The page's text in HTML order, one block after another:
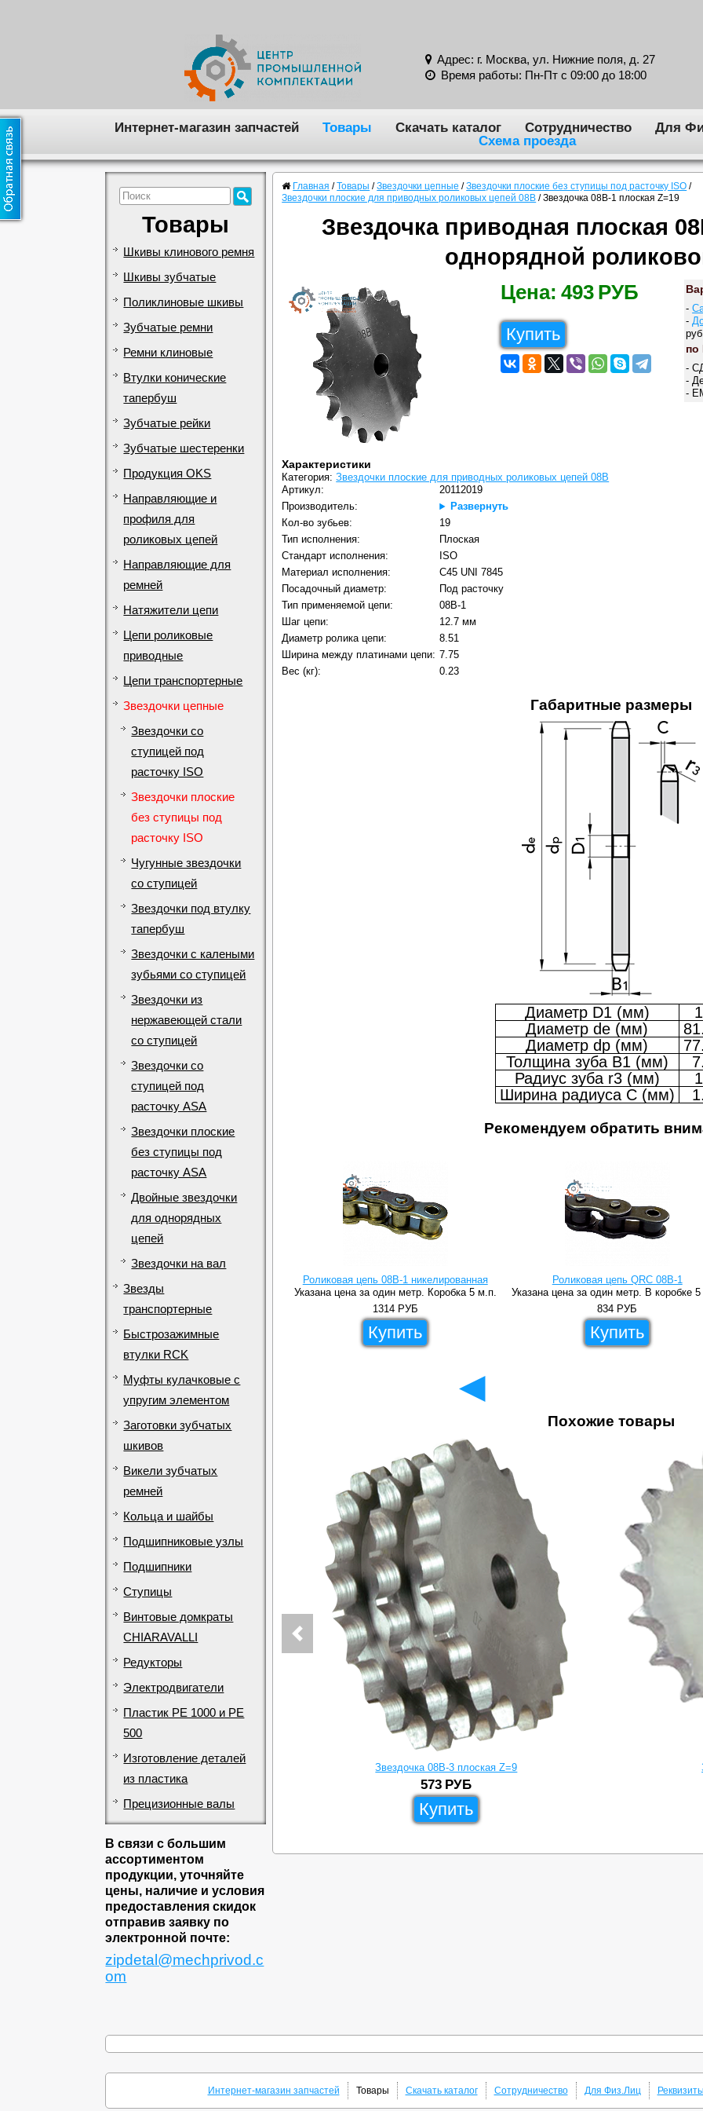
Адрес: г. Москва, ул. Нижние поля, д. 27
Время работы: Пн-Пт с 09:00 до 18:00
Интернет-магазин запчастей Товары Скачать каталог Сотрудничество Для
Схема проезда
Товары
Шкивы клинового ремня
Шкивы зубчатые
Поликлиновые шкивы
Зубчатые ремни
Ремни клиновые
Втулки конические
тапербуш
Зубчатые рейки
Зубчатые шестеренки
Продукция OKS
Направляющие и
профиля для
роликовых цепей
Направляющие для
ремней
Натяжители цепи
Цепи роликовые
приводные
Цепи транспортерные
Звездочки цепные
Звездочки со
ступицей под
расточку ISO
Звездочки плоские
без ступицы под
расточку ISO
Чугунные звездочки
со ступицей
Звездочки под втулку
тапербуш
Звездочки с калеными
зубьями со ступицей
Звездочки из
нержавеющей стали
со ступицей
Звездочки со
ступицей под
расточку ASA
Звездочки плоские
без ступицы под
расточку ASA
Двойные звездочки
для однорядных
цепей
Звездочки на вал
Звезды
транспортерные
Быстрозажимные
втулки RCK
Муфты кулачковые с
упругим элементом
Заготовки зубчатых
шкивов
Викели зубчатых
ремней
Кольца и шайбы
Подшипниковые узлы
Подшипники
Ступицы
Винтовые домкраты
CHIARAVALLI
Редукторы
Электродвигатели
Пластик PE 1000 и PE
500
Изготовление деталей
из пластика
Прецизионные валы
В связи с большим
ассортиментом
продукции, уточняйте
цены, наличие и условия
предоставления скидок
отправив заявку по
электронной почте:
zipdetal@mechprivod.c
om
Главная / Товары / Звездочки цепные / Звездочки плоские без ступицы под расточку ISO /
Звездочки плоские для приводных роликовых цепей 08B / Звездочка 08B-1 плоская Z=19
Звездочка приводная плоская
однорядной
Цена: 493 РУБ
Купить
-
-
руб.
по
-
-
-
Характеристики
Категория:Звездочки плоские для приводных роликовых цепей 08B
Артикул:
20112019
Производитель:
Развернуть
Кол-во зубьев:
19
Тип исполнения:
Плоская
Стандарт исполнения:
ISO
Материал исполнения:
C45 UNI 7845
Посадочный диаметр:
Под расточку
Тип применяемой цепи:
08B-1
Шаг цепи:
12.7 мм
Диаметр ролика цепи:
8.51
Ширина между платинами цепи: 7.75
Вес (кг):
0.23
Габаритные размеры
Диаметр D1 (мм)
Диаметр de (мм)
Диаметр dp (мм)
Толщина зуба B1 (мм)
Радиус зуба r3 (мм)
Ширина радиуса C (мм)
Рекомендуем обратить
Роликовая цепь 08B-1 никелированная
Указана цена за один метр. Коробка 5 м.п.
1314 РУБ
Купить
Роликовая цепь QRC 08B-1
Указана цена за один метр. В коробке
834 РУБ
Купить
◄
Похожие товары
Звездочка 08B-3 плоская Z=9
573 РУБ
Купить
Интернет-магазин запчастей Товары Скачать каталог Сотрудничество Для Физ.Лиц Реквизиты